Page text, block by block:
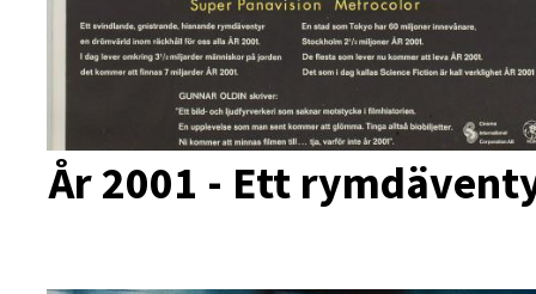
År 2001 - Ett